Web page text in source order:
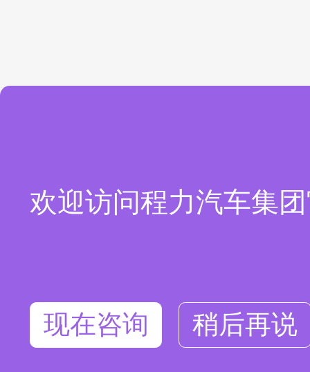
欢迎访问程力汽车集
现在咨询 稍后再说